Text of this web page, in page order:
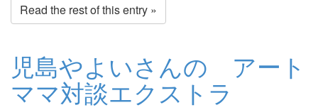
Read the rest of this entry »
児島やよいさんの アート
ママ対談エクストラ